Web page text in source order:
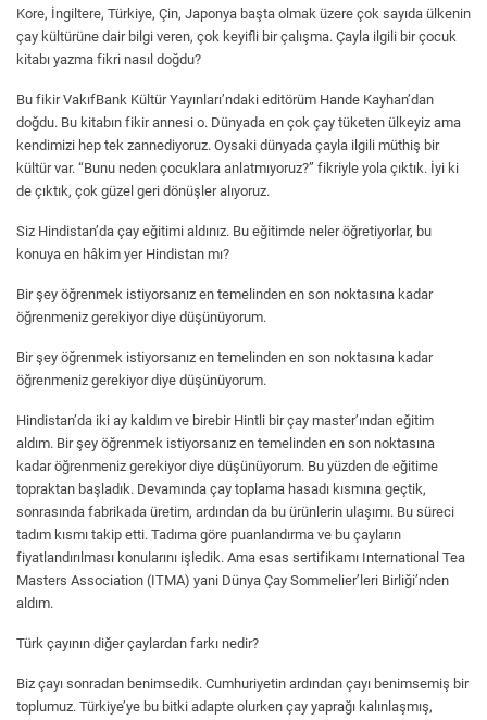
Kore, İngiltere, Türkiye, Çin, Japonya başta olmak üzere çok sayıda ülkenin
çay kültürüne dair bilgi veren, çok keyifli bir çalışma. Çayla ilgili bir çocuk
kitabı yazma fikri nasıl doğdu?
Bu fikir VakıfBank Kültür Yayınları’ndaki editörüm Hande Kayhan’dan
doğdu. Bu kitabın fikir annesi o. Dünyada en çok çay tüketen ülkeyiz ama
kendimizi hep tek zannediyoruz. Oysaki dünyada çayla ilgili müthiş bir
kültür var. “Bunu neden çocuklara anlatmıyoruz?” fikriyle yola çıktık. İyi ki
de çıktık, çok güzel geri dönüşler alıyoruz.
Siz Hindistan’da çay eğitimi aldınız. Bu eğitimde neler öğretiyorlar, bu
konuya en hâkim yer Hindistan mı?
Bir şey öğrenmek istiyorsanız en temelinden en son noktasına kadar
öğrenmeniz gerekiyor diye düşünüyorum.
Bir şey öğrenmek istiyorsanız en temelinden en son noktasına kadar
öğrenmeniz gerekiyor diye düşünüyorum.
Hindistan’da iki ay kaldım ve birebir Hintli bir çay master’ından eğitim
aldım. Bir şey öğrenmek istiyorsanız en temelinden en son noktasına
kadar öğrenmeniz gerekiyor diye düşünüyorum. Bu yüzden de eğitime
topraktan başladık. Devamında çay toplama hasadı kısmına geçtik,
sonrasında fabrikada üretim, ardından da bu ürünlerin ulaşımı. Bu süreci
tadım kısmı takip etti. Tadıma göre puanlandırma ve bu çayların
fiyatlandırılması konularını işledik. Ama esas sertifikamı International Tea
Masters Association (ITMA) yani Dünya Çay Sommelier’leri Birliği’nden
aldım.
Türk çayının diğer çaylardan farkı nedir?
Biz çayı sonradan benimsedik. Cumhuriyetin ardından çayı benimsemiş bir
toplumuz. Türkiye’ye bu bitki adapte olurken çay yaprağı kalınlaşmış,